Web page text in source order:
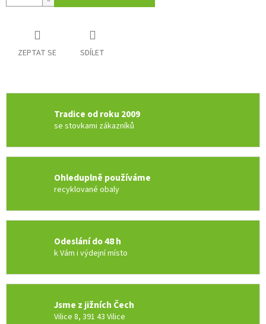
ZEPTAT SE SDÍLET
Tradice od roku 2009
se stovkami zákazníků
Ohleduplně používáme
recyklované obaly
Odeslání do 48 h
k Vám i výdejní místo
Jsme z jižních Čech
Vilice 8, 391 43 Vilice